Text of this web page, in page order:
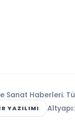
Sanat Haberleri.
YAZILIMI Altyapı: